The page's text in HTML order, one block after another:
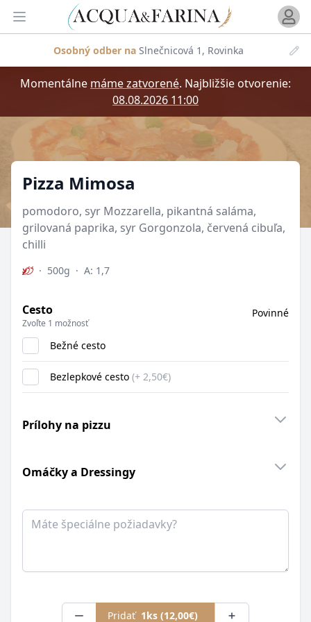
Otvoriť menu
Osobný odber na Slnečnicová 1, Rovinka
Momentálne máme zatvorené. Najbližšie otvorenie:
08.08.2026 11:00
Produkt
Pizza Mimosa
pomodoro, syr Mozzarella, pikantná saláma,
grilovaná paprika, syr Gorgonzola, červená cibuľa,
chilli
· 500g · A: 1,7
Cesto
Zvoľte 1 možnosť
Povinné
Bežné cesto
Bezlepkové cesto (+ 2,50€)
Prílohy na pizzu
Omáčky a Dressingy
Poznámka
Pridať 1ks (12,00€)